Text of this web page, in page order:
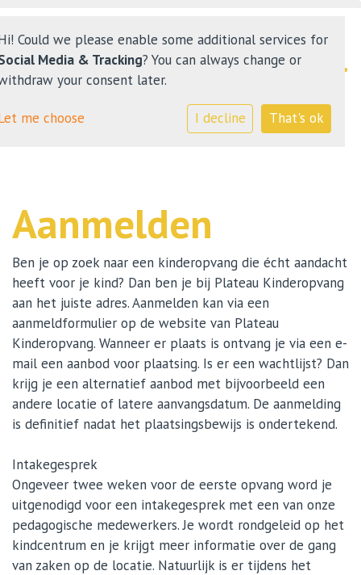
Nieuws
Ouders
Contact
Aanmelden
Ben je op zoek naar een kinderopvang die écht aandacht
heeft voor je kind? Dan ben je bij Plateau Kinderopvang
aan het juiste adres. Aanmelden kan via een
aanmeldformulier op de website van Plateau
Kinderopvang. Wanneer er plaats is ontvang je via een e-
mail een aanbod voor plaatsing. Is er een wachtlijst? Dan
krijg je een alternatief aanbod met bijvoorbeeld een
andere locatie of latere aanvangsdatum. De aanmelding
is definitief nadat het plaatsingsbewijs is ondertekend.
Intakegesprek
Ongeveer twee weken voor de eerste opvang word je
uitgenodigd voor een intakegesprek met een van onze
pedagogische medewerkers. Je wordt rondgeleid op het
kindcentrum en je krijgt meer informatie over de gang
van zaken op de locatie. Natuurlijk is er tijdens het
Could we please enable some additional services for
Media & Tracking? You can always change or
your consent later.
me choose I decline That's ok